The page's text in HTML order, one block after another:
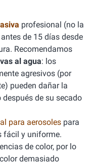
profesional (no la
de 15 días desde
Recomendamos
al agua: los
agresivos (por
pueden dañar la
de su secado
para aerosoles para
fácil y uniforme.
de color, por lo
demasiado